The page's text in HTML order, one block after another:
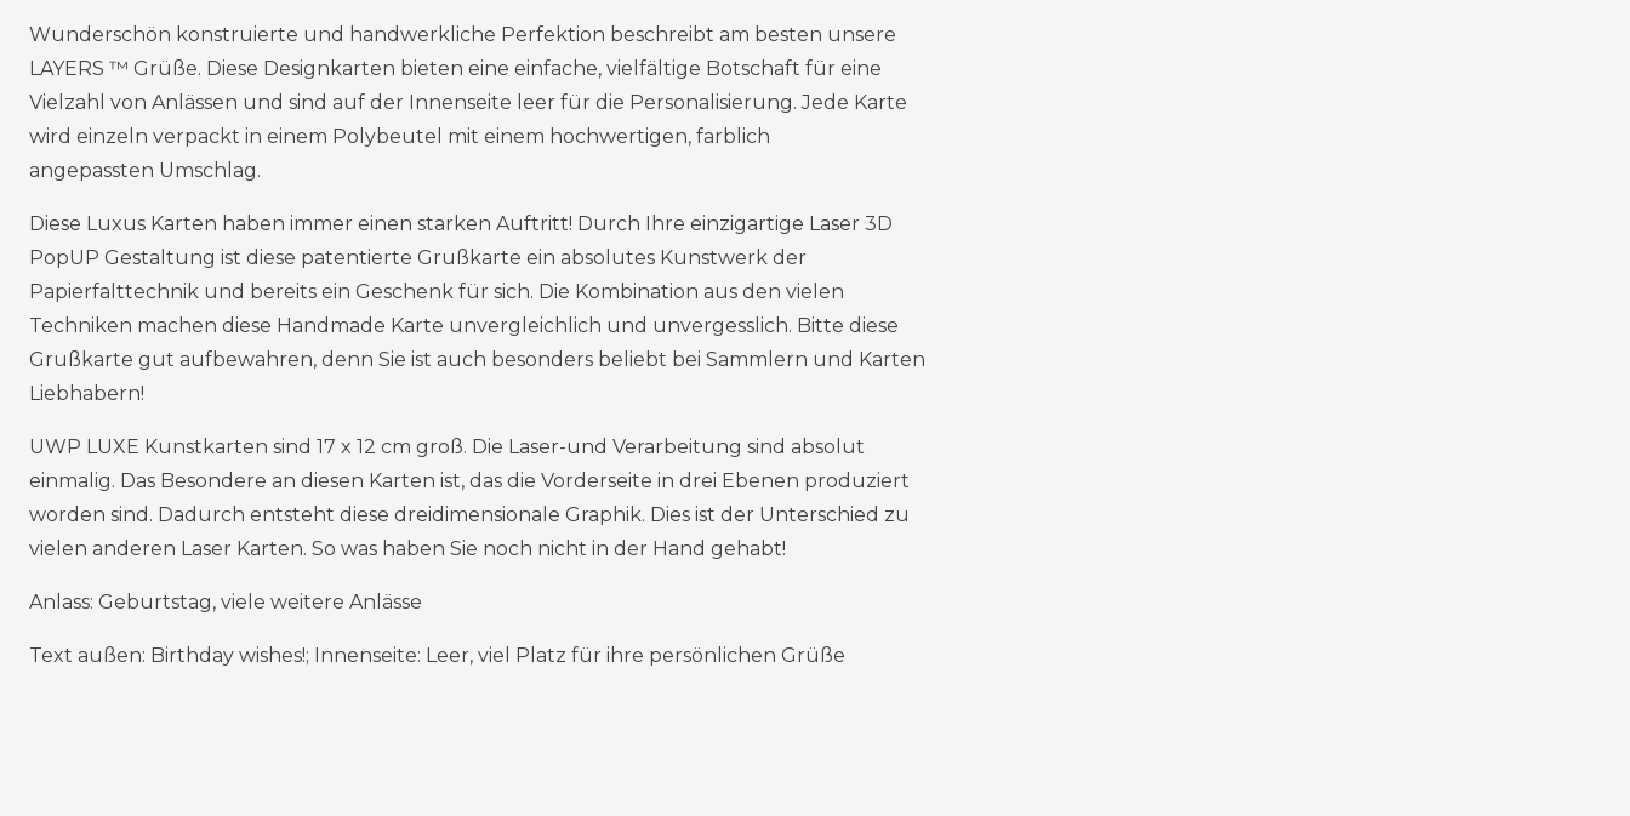
Wunderschön konstruierte und handwerkliche Perfektion beschreibt am besten unsere
LAYERS ™ Grüße. Diese Designkarten bieten eine einfache, vielfältige Botschaft für eine
Vielzahl von Anlässen und sind auf der Innenseite leer für die Personalisierung. Jede Karte
wird einzeln verpackt in einem Polybeutel mit einem hochwertigen, farblich
angepassten Umschlag.
Diese Luxus Karten haben immer einen starken Auftritt! Durch Ihre einzigartige Laser 3D
PopUP Gestaltung ist diese patentierte Grußkarte ein absolutes Kunstwerk der
Papierfalttechnik und bereits ein Geschenk für sich. Die Kombination aus den vielen
Techniken machen diese Handmade Karte unvergleichlich und unvergesslich. Bitte diese
Grußkarte gut aufbewahren, denn Sie ist auch besonders beliebt bei Sammlern und Karten
Liebhabern!
UWP LUXE Kunstkarten sind 17 x 12 cm groß. Die Laser-und Verarbeitung sind absolut
einmalig. Das Besondere an diesen Karten ist, das die Vorderseite in drei Ebenen produziert
worden sind. Dadurch entsteht diese dreidimensionale Graphik. Dies ist der Unterschied zu
vielen anderen Laser Karten. So was haben Sie noch nicht in der Hand gehabt!
Anlass: Geburtstag, viele weitere Anlässe
Text außen: Birthday wishes!; Innenseite: Leer, viel Platz für ihre persönlichen Grüße